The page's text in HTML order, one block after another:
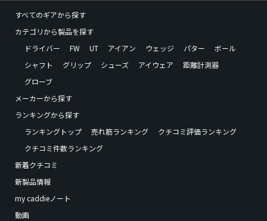
すべてのギアから探す
カテゴリから製品を探す
ドライバー
FW UT アイアン ウェッジ パター
ボール
シャフト
グリップ シューズ アイウェア
距離計測器
グローブ
メーカーから探す
ランキングから探す
ランキングトップ
売れ筋ランキング
クチコミ評価ランキング
クチコミ件数ランキング
新着クチコミ
新製品情報
my caddieノート
動画